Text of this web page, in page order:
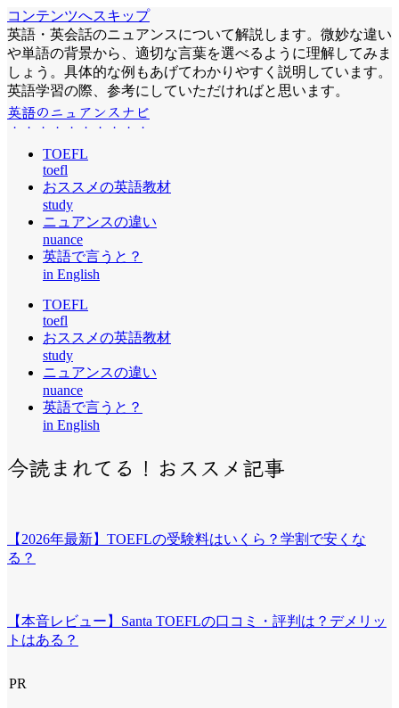
コンテンツへスキップ
英語・英会話のニュアンスについて解説します。微妙な違い
や単語の背景から、適切な言葉を選べるように理解してみま
しょう。具体的な例もあげてわかりやすく説明しています。
英語学習の際、参考にしていただければと思います。
英語のニュアンスナビ
TOEFL
toefl
おススメの英語教材
study
ニュアンスの違い
nuance
英語で言うと？
in English
TOEFL
toefl
おススメの英語教材
study
ニュアンスの違い
nuance
英語で言うと？
in English
今読まれてる！おススメ記事
【2026年最新】TOEFLの受験料はいくら？学割で安くな
る？
【本音レビュー】Santa TOEFLの口コミ・評判は？デメリッ
トはある？
PR